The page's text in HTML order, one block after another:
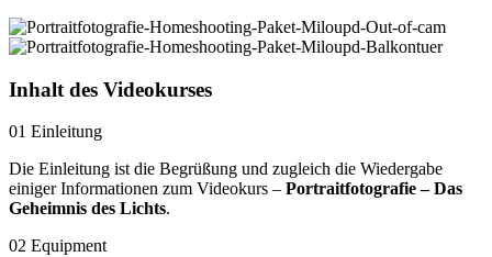
Inhalt des Videokurses
01 Einleitung
Die Einleitung ist die Begrüßung und zugleich die Wiedergabe
einiger Informationen zum Videokurs – Portraitfotografie – Das
Geheimnis des Lichts.
02 Equipment